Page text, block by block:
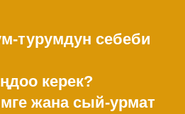
турумдун себеби
керек?
жана сый-урмат